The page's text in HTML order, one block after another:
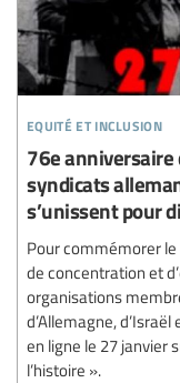
equité et inclusion
76e anniversaire
syndicats
s’unissent pour
Pour commémorer
de concentration et
organisations
d’Allemagne,
en ligne le 27 janvier
l’histoire ».